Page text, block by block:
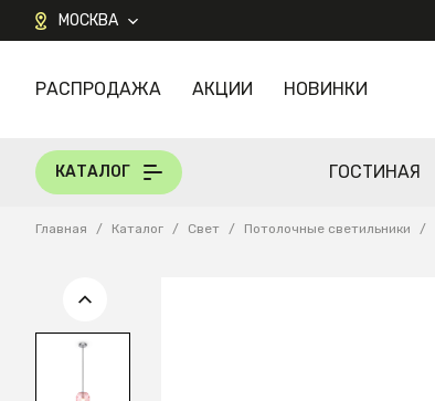
МОСКВА
КАТАЛОГ
РАСПРОДАЖА АКЦИИ НОВИНКИ
КАТАЛОГ ГОСТИНАЯ
Главная / Каталог / Свет / Потолочные светильники /